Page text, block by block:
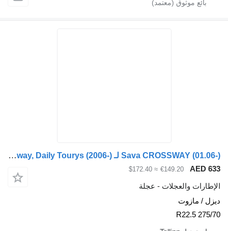
Sava CROSSWAY (01.06-) لـ Irisbus Arway, Crossway, Crealis, Magelys, Proway, Daily Tourys (2006-)
€149.20
≈ $172.40
والعجلات - عجلة